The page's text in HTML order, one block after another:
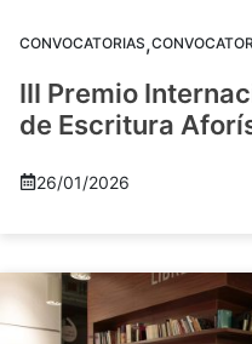
CONVOCATORIAS,
III Premio
de Escritura
26/01/2026